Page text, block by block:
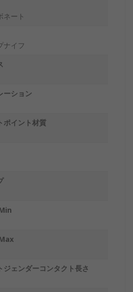
ネート
ナイフ
ーション
ポイント材質
ジェンダーコンタクト長さ